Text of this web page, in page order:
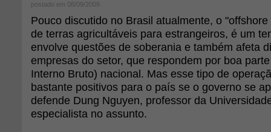
postado em 08/09/2009
Pouco discutido no Brasil atualmente, o
de terras agricultáveis para estrangeiros, é um
envolve questões de soberania e também afeta
empresas do setor, que respondem por boa
Interno Bruto) nacional. Mas esse tipo de
bastante positivos para o país se o governo se
defende Dung Nguyen, professor da
especialista no assunto.